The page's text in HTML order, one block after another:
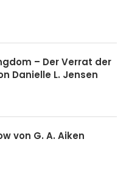
– Der Verrat der
Danielle L. Jensen
von G. A. Aiken